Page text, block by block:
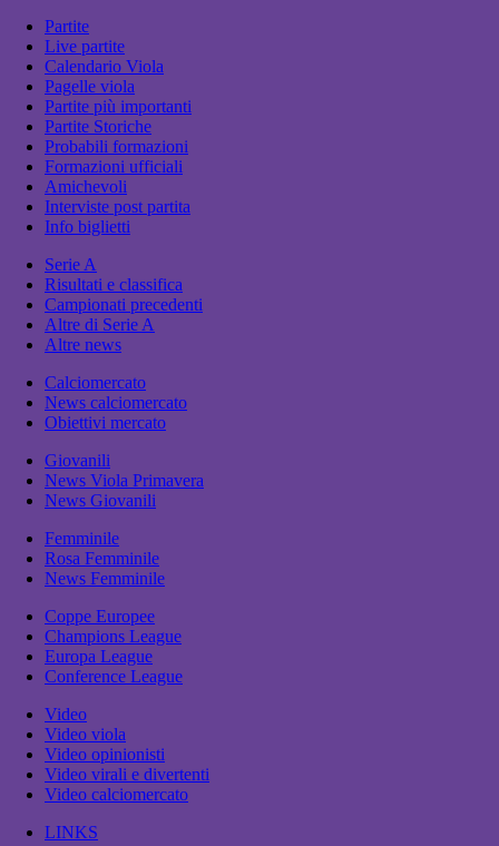
Partite
Live partite
Calendario Viola
Pagelle viola
Partite più importanti
Partite Storiche
Probabili formazioni
Formazioni ufficiali
Amichevoli
Interviste post partita
Info biglietti
Serie A
Risultati e classifica
Campionati precedenti
Altre di Serie A
Altre news
Calciomercato
News calciomercato
Obiettivi mercato
Giovanili
News Viola Primavera
News Giovanili
Femminile
Rosa Femminile
News Femminile
Coppe Europee
Champions League
Europa League
Conference League
Video
Video viola
Video opinionisti
Video virali e divertenti
Video calciomercato
LINKS